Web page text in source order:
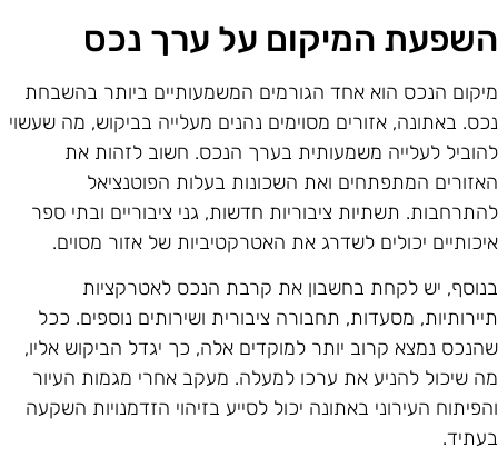
המיקום על ערך נכס
הנכס הוא אחד הגורמים המשמעותיים ביותר בהשבחת
באתונה, אזורים מסוימים נהנים מעלייה בביקוש, מה שעשוי
לעלייה משמעותית בערך הנכס. חשוב לזהות את
המתפתחים ואת השכונות בעלות הפוטנציאל
תשתיות ציבוריות חדשות, גני ציבוריים ובתי ספר
יכולים לשדרג את האטרקטיביות של אזור מסוים.
יש לקחת בחשבון את קרבת הנכס לאטרקציות
מסעדות, תחבורה ציבורית ושירותים נוספים. ככל
נמצא קרוב יותר למוקדים אלה, כך יגדל הביקוש אליו,
שיכול להניע את ערכו למעלה. מעקב אחרי מגמות העיור
העירוני באתונה יכול לסייע בזיהוי הזדמנויות השקעה